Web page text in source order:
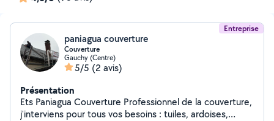
Entreprise
paniagua couverture
Couverture
Gauchy (Centre)
5/5 (2 avis)
Présentation
Ets Paniagua Couverture Professionnel de la couverture,
j'interviens pour tous vos besoins : tuiles, ardoises,